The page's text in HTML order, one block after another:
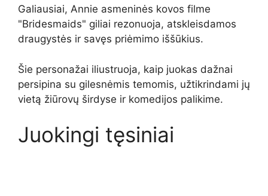
Galiausiai, Annie asmeninės kovos filme
"Bridesmaids" giliai rezonuoja, atskleisdamos
draugystės ir savęs priėmimo iššūkius.
Šie personažai iliustruoja, kaip juokas dažnai
persipina su gilesnėmis temomis, užtikrindami jų
vietą žiūrovų širdyse ir komedijos palikime.
Juokingi tęsiniai